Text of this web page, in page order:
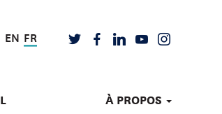
EN FR TWITTERFACEBOOK
LINKEDIN
YOUTUBEINSTAGRAM
À PROPOS